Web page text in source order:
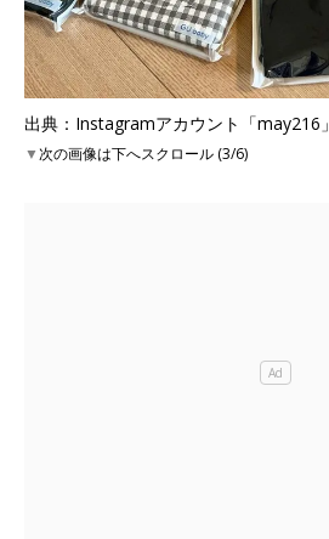
出典：Instagramアカウント「may216」
▼次の画像は下へスクロール (3/6)